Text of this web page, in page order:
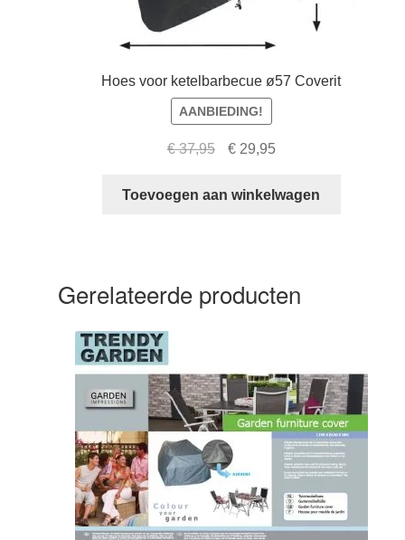
Hoes voor ketelbarbecue ø57 Coverit
AANBIEDING!
€37,95
Oorspronkelijke
was:
€29,95Huidige
is:
Toevoegen aan winkelwagen
Gerelateerde producten